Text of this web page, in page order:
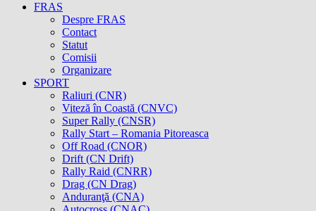
FRAS
Despre FRAS
Contact
Statut
Comisii
Organizare
SPORT
Raliuri (CNR)
Viteză în Coastă (CNVC)
Super Rally (CNSR)
Rally Start – Romania Pitoreasca
Off Road (CNOR)
Drift (CN Drift)
Rally Raid (CNRR)
Drag (CN Drag)
Anduranţă (CNA)